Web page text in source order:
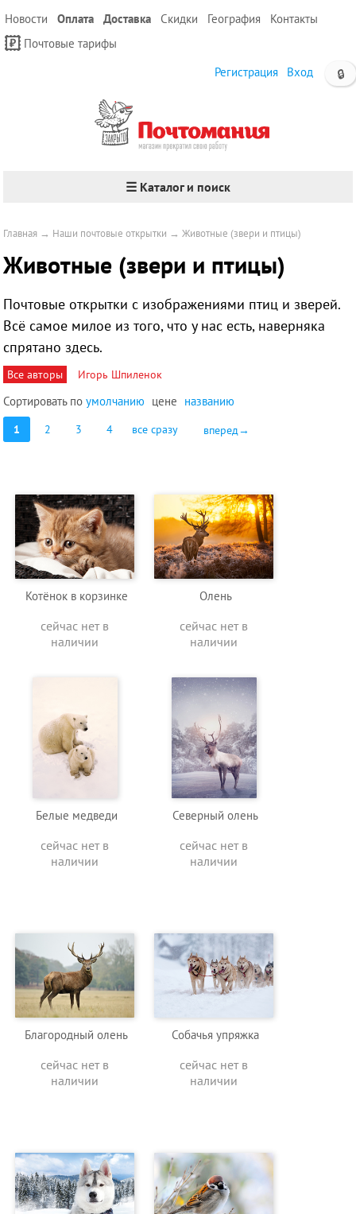
Новости Оплата Доставка Скидки География
Контакты
Почтовые тарифы
🔒
Регистрация Вход
☰ Каталог и поиск
Главная → Наши почтовые открытки →Животные (звери и птицы)
Животные (звери и птицы)
Почтовые открытки с изображениями птиц и зверей.
Всё самое милое из того, что у нас есть, наверняка
спрятано здесь.
Все авторы Игорь Шпиленок
Сортировать поумолчанию цене названию
1 2 3 4 все сразу вперед→
Котёнок в корзинке
сейчас нет в
наличии
Олень
сейчас нет в
наличии
Белые медведи
сейчас нет в
наличии
Северный олень
сейчас нет в
наличии
Благородный олень
сейчас нет в
наличии
Собачья упряжка
сейчас нет в
наличии